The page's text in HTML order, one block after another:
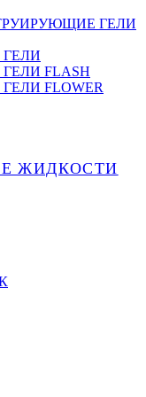
ГЕЛИ
FLASH
FLOWER
ЖИДКОСТИ